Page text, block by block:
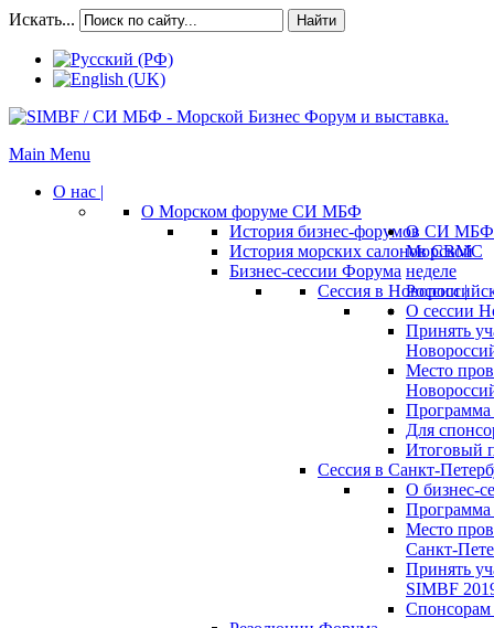
Искать... Найти
Main Menu
О нас |
О Морском форуме СИ МБФ
История бизнес-форумов СИ МБФ
История морских салонов СВМС
Бизнес-сессии Форума
Сессия в
О сессии
Принять
Место
Программа
Для
Итоговый
Сессия в Санкт-
О бизнес-
Программа
Место
Санкт-
Принять
SIMBF
Спонсорам
О
Морской
неделе
России |